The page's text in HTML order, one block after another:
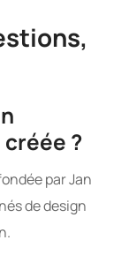
?
par Jan
de design